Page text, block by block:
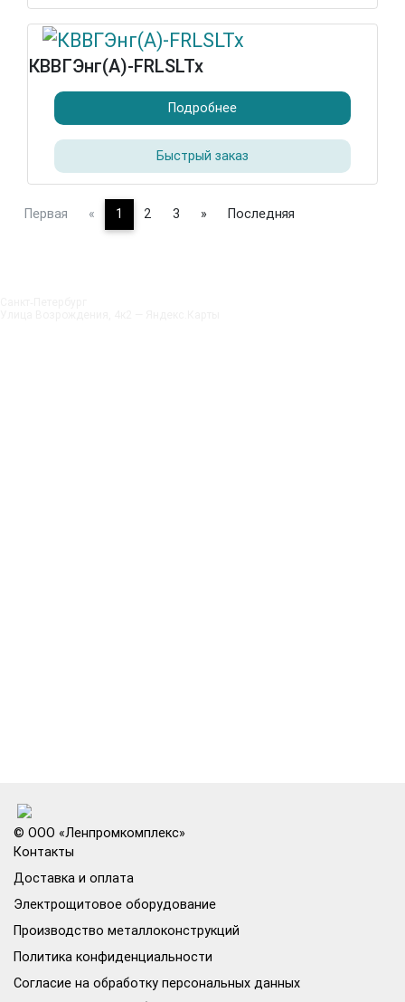
КВВГЭнг(А)-FRLSLTx
Подробнее
Быстрый заказ
Первая « 1 2 3 » Последняя
© ООО «Ленпромкомплекс»
Контакты
Доставка и оплата
Электрощитовое оборудование
Производство металлоконструкций
Политика конфиденциальности
Согласие на обработку персональных данных